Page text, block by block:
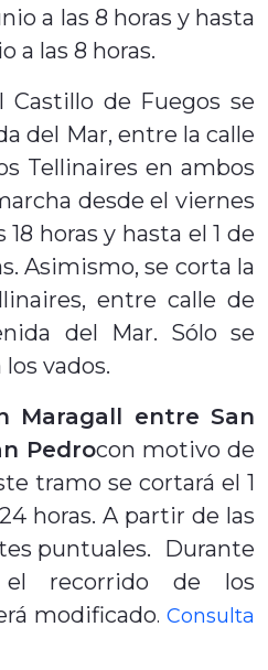
a las 8 horas y hasta
a las 8 horas.
de Fuegos se
del Mar, entre la calle
Tellinaires en ambos
desde el viernes
horas y hasta el 1 de
Asimismo, se corta la
entre calle de
del Mar. Sólo se
vados.
Maragall entre San
Pedrocon motivo de
tramo se cortará el 1
horas. A partir de las
puntuales.
Durante
recorrido de los
modificado. Consulta